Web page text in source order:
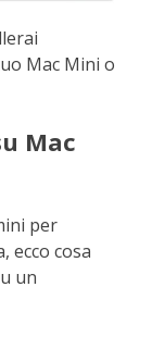
Mac Mini o
Mac
per
ecco cosa
un